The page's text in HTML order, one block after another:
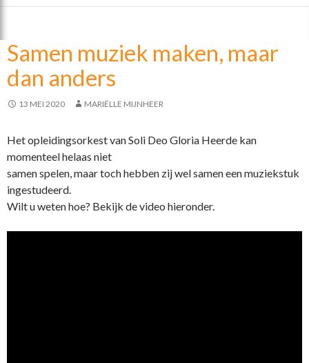
b
o
k
er n
Samen muziek maken, maar
dan anders
13 MEI 2020 MARIËLLE MIJNHEER
Het opleidingsorkest van Soli Deo Gloria Heerde kan
momenteel helaas niet
samen spelen, maar toch hebben zij wel samen een muziekstuk
ingestudeerd.
Wilt u weten hoe? Bekijk de video hieronder.